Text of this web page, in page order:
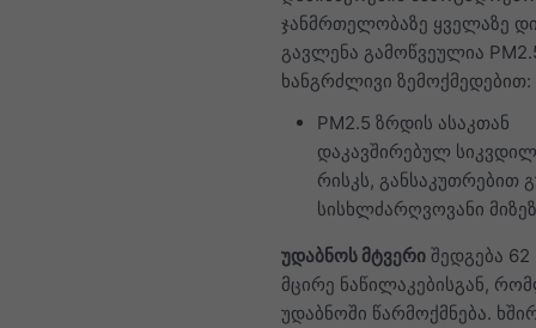
ჯანმრთელობაზე ყველაზე
გავლენა გამოწვეულია
ხანგრძლივი ზემოქმედებით:
PM2.5 ზრდის ასაკთან
დაკავშირებულ
რისკს, განსაკუთრებით
სისხლძარღვოვანი
უდაბნოს მტვერი შედგება 62
მცირე ნაწილაკებისგან,
უდაბნოში წარმოქმნება.